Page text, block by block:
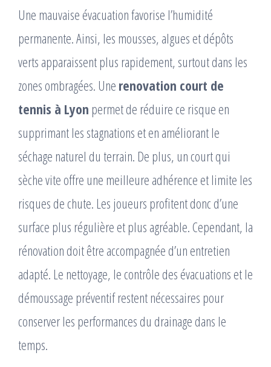
Une mauvaise évacuation favorise l’humidité
permanente. Ainsi, les mousses, algues et dépôts
verts apparaissent plus rapidement, surtout dans les
zones ombragées. Une renovation court de
tennis à Lyon permet de réduire ce risque en
supprimant les stagnations et en améliorant le
séchage naturel du terrain. De plus, un court qui
sèche vite offre une meilleure adhérence et limite les
risques de chute. Les joueurs profitent donc d’une
surface plus régulière et plus agréable. Cependant, la
rénovation doit être accompagnée d’un entretien
adapté. Le nettoyage, le contrôle des évacuations et le
démoussage préventif restent nécessaires pour
conserver les performances du drainage dans le
temps.